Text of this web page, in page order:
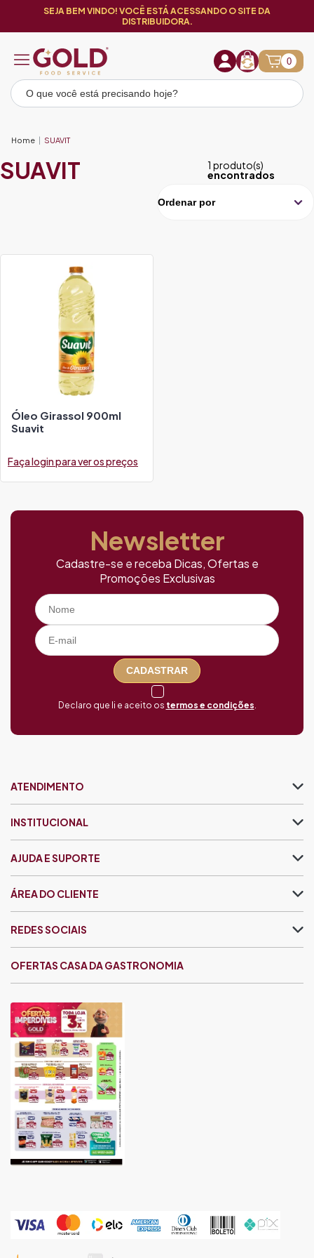
SEJA BEM VINDO! VOCÊ ESTÁ ACESSANDO O SITE DA
DISTRIBUIDORA.
0
Home SUAVIT
SUAVIT 1 produto(s)
encontrados
Óleo Girassol 900ml
Suavit
Faça login para ver os preços
Newsletter
Cadastre-se e receba Dicas, Ofertas e
Promoções Exclusivas
CADASTRAR
Declaro que li e aceito os termos e condições
ATENDIMENTO
INSTITUCIONAL
AJUDA E SUPORTE
ÁREA DO CLIENTE
OFERTAS CASA DA GASTRONOMIA
REDES SOCIAIS